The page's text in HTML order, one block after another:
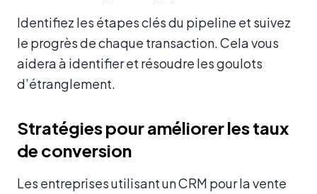
Identifiez les étapes clés du pipeline et suivez
le progrès de chaque transaction. Cela vous
aidera à identifier et résoudre les goulots
d’étranglement.
Stratégies pour améliorer les taux
de conversion
Les entreprises utilisant un CRM pour la vente